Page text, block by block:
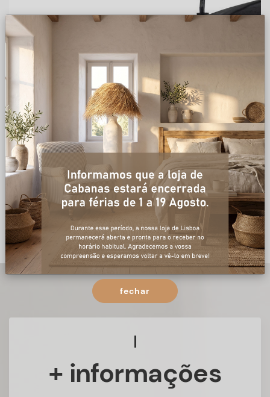
+ informações
fechar